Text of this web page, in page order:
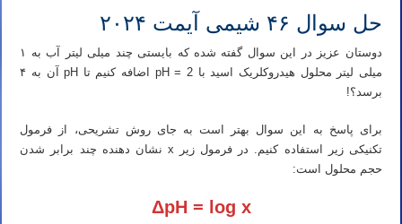
حل سوال ۴۶ شیمی آیمت ۲۰۲۴
دوستان عزیز در این سوال گفته شده که بایستی چند میلی لیتر آب به ۱
میلی لیتر محلول هیدروکلریک اسید با pH = 2 اضافه کنیم تا pH آن به ۴
برسد؟!
برای پاسخ به این سوال بهتر است به جای روش تشریحی، از فرمول
تکنیکی زیر استفاده کنیم. در فرمول زیر x نشان دهنده چند برابر شدن
حجم محلول است:
ΔpH = log x